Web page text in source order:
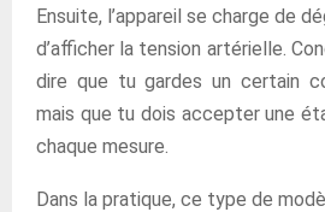
Ensuite, l’appareil se charge de
d’afficher la tension artérielle.
dire que tu gardes un certain
mais que tu dois accepter une
chaque mesure.
Dans la pratique, ce type de